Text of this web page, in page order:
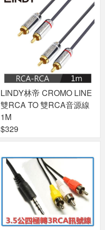
LINDY林帝 CROMO LINE
雙RCA TO 雙RCA音源線
1M
$329